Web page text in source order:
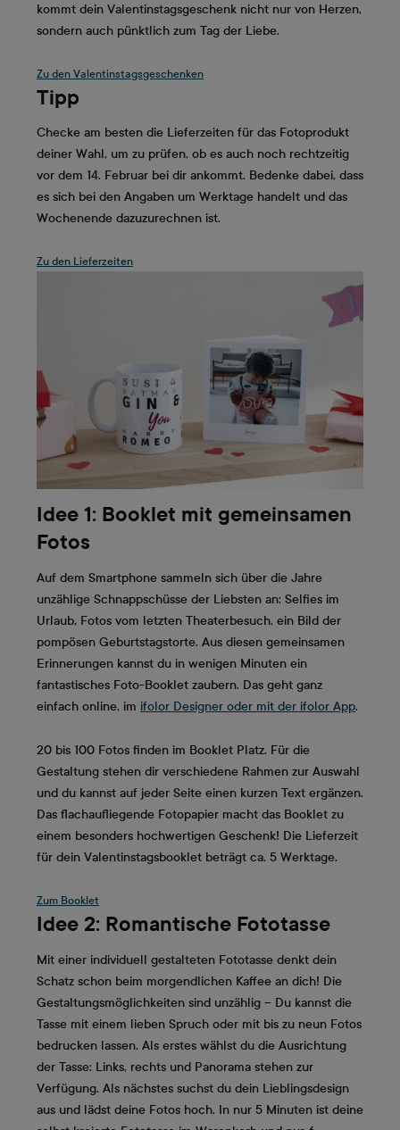
kommt dein Valentinstagsgeschenk nicht nur von Herzen,
sondern auch pünktlich zum Tag der Liebe.
Zu den Valentinstagsgeschenken
Tipp
Checke am besten die Lieferzeiten für das Fotoprodukt
deiner Wahl, um zu prüfen, ob es auch noch rechtzeitig
vor dem 14. Februar bei dir ankommt. Bedenke dabei, dass
es sich bei den Angaben um Werktage handelt und das
Wochenende dazuzurechnen ist.
Zu den Lieferzeiten
Idee 1: Booklet mit gemeinsamen
Fotos
Auf dem Smartphone sammeln sich über die Jahre
unzählige Schnappschüsse der Liebsten an: Selfies im
Urlaub, Fotos vom letzten Theaterbesuch, ein Bild der
pompösen Geburtstagstorte. Aus diesen gemeinsamen
Erinnerungen kannst du in wenigen Minuten ein
fantastisches Foto-Booklet zaubern. Das geht ganz
einfach online, im ifolor Designer oder mit der ifolor App.
20 bis 100 Fotos finden im Booklet Platz. Für die
Gestaltung stehen dir verschiedene Rahmen zur Auswahl
und du kannst auf jeder Seite einen kurzen Text ergänzen.
Das flachaufliegende Fotopapier macht das Booklet zu
einem besonders hochwertigen Geschenk! Die Lieferzeit
für dein Valentinstagsbooklet beträgt ca. 5 Werktage.
Zum Booklet
Idee 2: Romantische Fototasse
Mit einer individuell gestalteten Fototasse denkt dein
Schatz schon beim morgendlichen Kaffee an dich! Die
Gestaltungsmöglichkeiten sind unzählig – Du kannst die
Tasse mit einem lieben Spruch oder mit bis zu neun Fotos
bedrucken lassen. Als erstes wählst du die Ausrichtung
der Tasse: Links, rechts und Panorama stehen zur
Verfügung. Als nächstes suchst du dein Lieblingsdesign
aus und lädst deine Fotos hoch. In nur 5 Minuten ist deine